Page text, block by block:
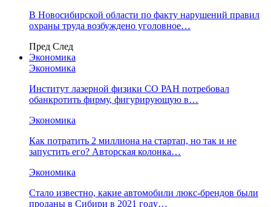
В Новосибирской области по факту нарушений правил
охраны труда возбуждено уголовное…
Пред След
Экономика
Экономика
Институт лазерной физики СО РАН потребовал
обанкротить фирму, фигурирующую в…
Экономика
Как потратить 2 миллиона на стартап, но так и не
запустить его? Авторская колонка…
Экономика
Стало известно, какие автомобили люкс-брендов были
проданы в Сибири в 2021 году…